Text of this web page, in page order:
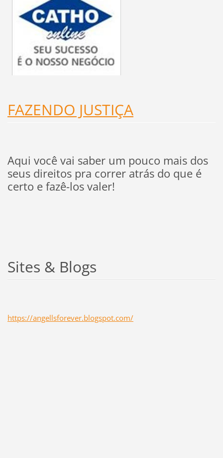
FAZENDO JUSTIÇA
Aqui você vai saber um pouco mais dos
seus direitos pra correr atrás do que é
certo e fazê-los valer!
Sites & Blogs
https://angellsforever.blogspot.com/